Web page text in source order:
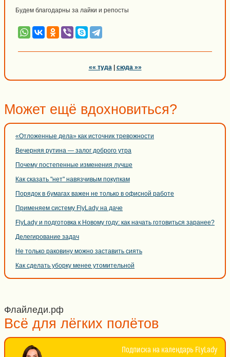
Будем благодарны за лайки и репосты
«« туда| сюда »»
Может ещё вдохновиться?
«Отложенные дела» как источник тревожности
Вечерняя рутина — залог доброго утра
Почему постепенные изменения лучше
Как сказать "нет" навязчивым покупкам
Порядок в бумагах важен не только в офисной работе
Применяем систему FlyLady на даче
FlyLady и подготовка к Новому году: как начать готовиться заранее?
Делегирование задач
Не только раковину можно заставить сиять
Как сделать уборку менее утомительной
Флайледи.рф
Всё для лёгких полётов
Подписка на календарь FlyLady